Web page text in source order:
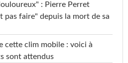
: Pierre Perret
pas faire" depuis la mort de sa
cette clim mobile : voici à
sont attendus